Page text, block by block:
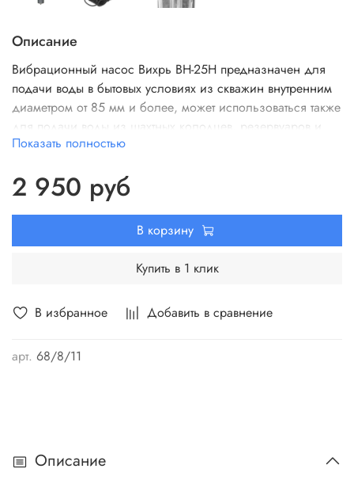
В избранное Добавить в сравнение
арт. 68/8/11
Описание
Вибрационный насос Вихрь ВН-25Н предназначен для
подачи воды в бытовых условиях из скважин внутренним
диаметром от 85 мм и более, может использоваться также
для подачи воды из шахтных колодцев, резервуаров и
открытых водоемов для полива садов и огородов. Насос
значительном расстоянии от мест использования воды,
горизонтально свыше 100 метров.
Показать полностью
2 950 руб
В корзину
Купить в 1 клик
Описание